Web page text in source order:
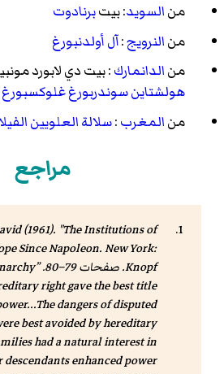
منالسويد: بيتبرنادوت
منالنرويج:آل أولدنبورغ
منالدانمارك: بيت دي لابورد
هولشتاين سوندربورغ غلوكسبورغ
منالمغرب:سلالة العلويين
مراجع
(1961). "The Institutions of
Since Napoleon. New York:
Knopf. صفحات 79–80.
right gave the best title
dangers of disputed
best avoided by hereditary
had a natural interest in
enhanced power